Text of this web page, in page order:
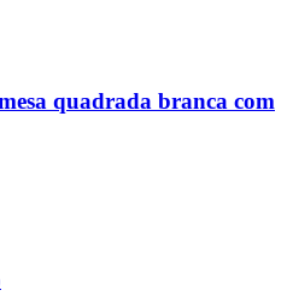
quadrada branca com